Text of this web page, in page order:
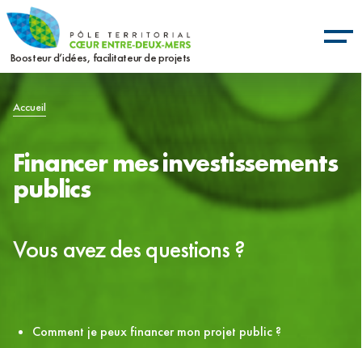
Aller
au
contenu
Boosteur d’idées, facilitateur de projets
Fil
Accueil
Financer mes investissements
publics
Vous avez des questions ?
Comment je peux financer mon projet public ?
Panneau de gestion des cookies